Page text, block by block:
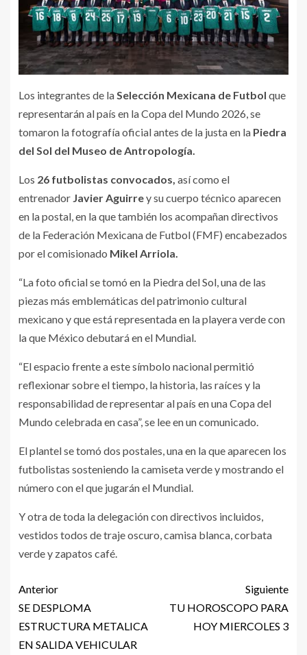
Los integrantes de la Selección Mexicana de Futbol que
representarán al país en la Copa del Mundo 2026, se
tomaron la fotografía oficial antes de la justa en la Piedra
del Sol del Museo de Antropología.
Los 26 futbolistas convocados, así como el
entrenador Javier Aguirrey su cuerpo técnico aparecen
en la postal, en la que también los acompañan directivos
de la Federación Mexicana de Futbol (FMF) encabezados
por el comisionado Mikel Arriola.
“La foto oficial se tomó en la Piedra del Sol, una de las
piezas más emblemáticas del patrimonio cultural
mexicano y que está representada en la playera verde con
la que México debutará en el Mundial.
“El espacio frente a este símbolo nacional permitió
reflexionar sobre el tiempo, la historia, las raíces y la
responsabilidad de representar al país en una Copa del
Mundo celebrada en casa”, se lee en un comunicado.
El plantel se tomó dos postales, una en la que aparecen los
futbolistas sosteniendo la camiseta verde y mostrando el
número con el que jugarán el Mundial.
Y otra de toda la delegación con directivos incluidos,
vestidos todos de traje oscuro, camisa blanca, corbata
verde y zapatos café.
Anterior
SE DESPLOMA
ESTRUCTURA METALICA
EN SALIDA VEHICULAR
Siguiente
TU HOROSCOPO PARA
HOY MIERCOLES 3